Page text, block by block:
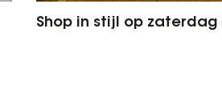
Shop in stijl op